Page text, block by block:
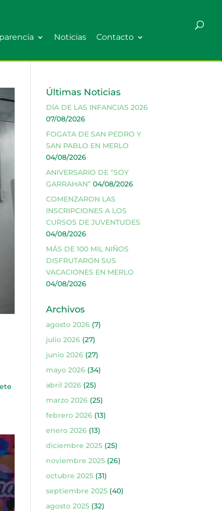
Noticias Contacto
Últimas Noticias
DÍA DE LAS INFANCIAS 2026
07/08/2026
FOGATA DE SAN PEDRO Y
SAN PABLO EN MERLO
04/08/2026
ANIVERSARIO DE “SOY
GARRAHAN” 04/08/2026
COMENZARON LAS
INSCRIPCIONES A LOS
CURSOS DE JUVENTUDES
04/08/2026
MÁS DE 100 MIL NIÑOS
DISFRUTARON SUS
VACACIONES EN MERLO
04/08/2026
Archivos
agosto 2026(7)
julio 2026(27)
junio 2026(27)
mayo 2026(34)
abril 2026(25)
marzo 2026(25)
febrero 2026(13)
enero 2026(13)
diciembre 2025(25)
noviembre 2025(26)
octubre 2025(31)
septiembre 2025(40)
agosto 2025(32)